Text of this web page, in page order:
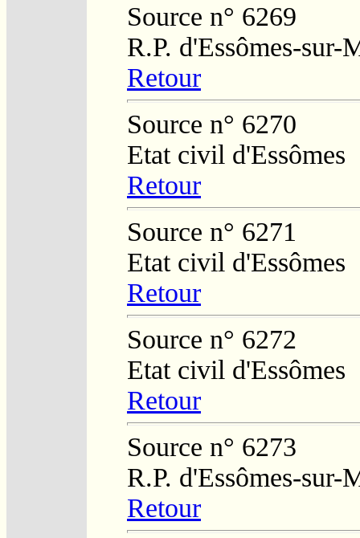
Source n° 6269
R.P. d'Essômes-sur-
Retour
Source n° 6270
Etat civil d'Essômes
Retour
Source n° 6271
Etat civil d'Essômes
Retour
Source n° 6272
Etat civil d'Essômes
Retour
Source n° 6273
R.P. d'Essômes-sur-
Retour